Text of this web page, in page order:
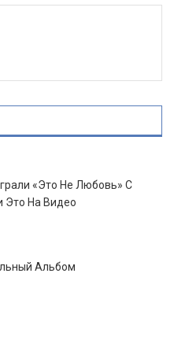
«Это Не Любовь» С
Это На Видео
Альбом